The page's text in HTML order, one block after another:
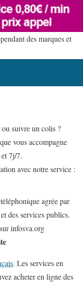
des marques et
suivre un colis ?
vous accompagne
7j/7.
avec notre service :
agrée par
des services publics.
infosva.org
. Les services en
acheter en ligne des